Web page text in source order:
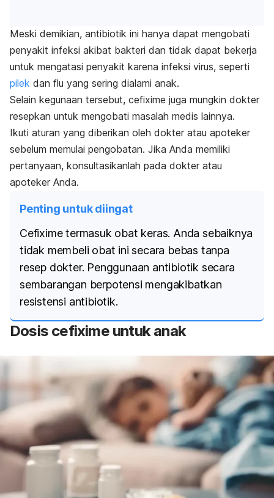
Meski demikian, antibiotik ini hanya dapat mengobati
penyakit infeksi akibat bakteri dan tidak dapat bekerja
untuk mengatasi penyakit karena infeksi virus, seperti
pilek dan flu yang sering dialami anak.
Selain kegunaan tersebut, cefixime juga mungkin dokter
resepkan untuk mengobati masalah medis lainnya.
Ikuti aturan yang diberikan oleh dokter atau apoteker
sebelum memulai pengobatan. Jika Anda memiliki
pertanyaan, konsultasikanlah pada dokter atau
apoteker Anda.
Penting untuk diingat
Cefixime termasuk obat keras. Anda sebaiknya
tidak membeli obat ini secara bebas tanpa
resep dokter. Penggunaan antibiotik secara
sembarangan berpotensi mengakibatkan
resistensi antibiotik.
Dosis cefixime untuk anak